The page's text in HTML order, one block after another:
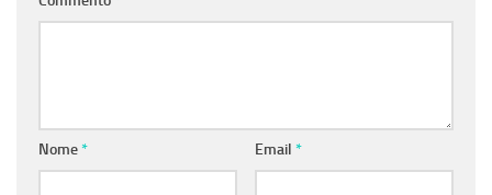
Nome* Email *